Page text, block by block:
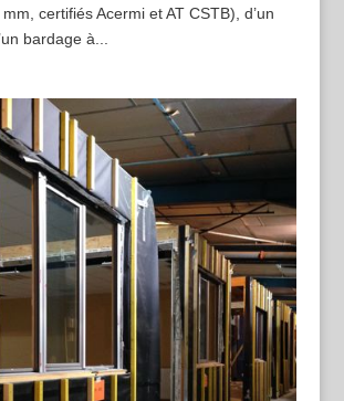
certifiés Acermi et AT CSTB), d’un
bardage à...